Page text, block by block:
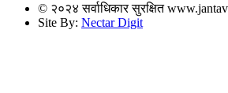
© २०२४ सर्वाधिकार सुरक्षित
Site By: Nectar Digit